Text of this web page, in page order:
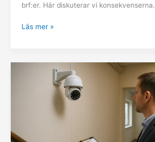
brf:er. Här diskuterar vi konsekvenserna.
Läs mer »
kamerabevakning
fastighetsägare